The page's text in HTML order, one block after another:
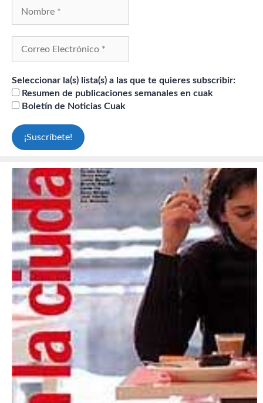
Seleccionar la(s) lista(s) a las que te quieres subscribir:
Resumen de publicaciones semanales en cuak
Boletín de Noticias Cuak